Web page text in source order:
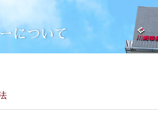
について